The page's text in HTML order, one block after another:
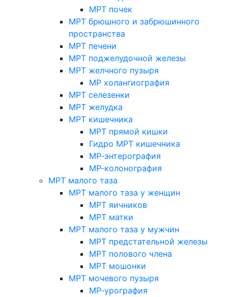
МРТ почек
МРТ брюшного и забрюшинного
пространства
МРТ печени
МРТ поджелудочной железы
МРТ желчного пузыря
МР холангиография
МРТ селезенки
МРТ желудка
МРТ кишечника
МРТ прямой кишки
Гидро МРТ кишечника
МР-энтерография
МР-колонография
МРТ малого таза
МРТ малого таза у женщин
МРТ яичников
МРТ матки
МРТ малого таза у мужчин
МРТ предстательной железы
МРТ полового члена
МРТ мошонки
МРТ мочевого пузыря
МР-урография